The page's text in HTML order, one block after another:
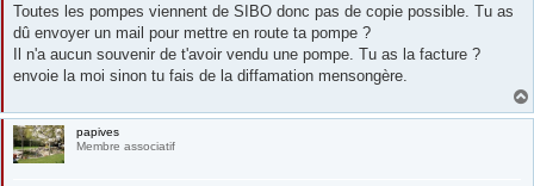
a
g
Toutes les pompes viennent de SIBO donc pas de copie possible. Tu as
dû envoyer un mail pour mettre en route ta pompe ?
Il n'a aucun souvenir de t'avoir vendu une pompe. Tu as la facture ?
envoie la moi sinon tu fais de la diffamation mensongère.
papives
Membre associatif